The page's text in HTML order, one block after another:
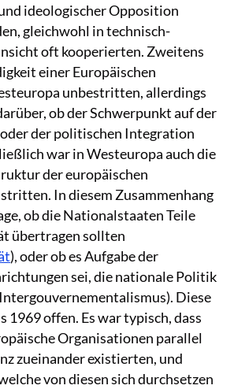
ideologischer Opposition
gleichwohl in technisch-
oft kooperierten. Zweitens
einer Europäischen
unbestritten, allerdings
ob der Schwerpunkt auf der
der politischen Integration
war in Westeuropa auch die
der europäischen
In diesem Zusammenhang
ob die Nationalstaaten Teile
übertragen sollten
), oder ob es Aufgabe der
sei, die nationale Politik
Diese
1969 offen. Es war typisch, dass
Organisationen parallel
zueinander existierten, und
von diesen sich durchsetzen